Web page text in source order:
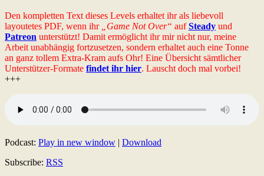
Den kompletten Text dieses Levels erhaltet ihr als liebevoll
layoutetes PDF, wenn ihr
„Game Not Over“ aufSteady und
Patreon unterstützt! Damit ermöglicht ihr mir nicht nur, meine
Arbeit unabhängig fortzusetzen, sondern erhaltet auch eine Tonne
an ganz tollem Extra-Kram aufs Ohr! Eine Übersicht sämtlicher
Unterstützer-Formate findet ihr hier. Lauscht doch mal vorbei!
+++
Podcast: Play in new window | Download
Subscribe: RSS